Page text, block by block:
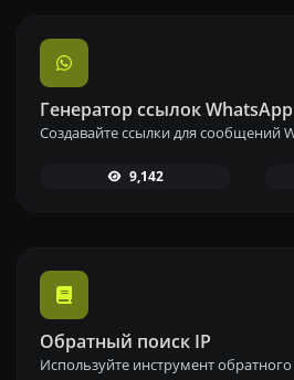
Генератор ссылок WhatsApp
9,142
Обратный поиск IP